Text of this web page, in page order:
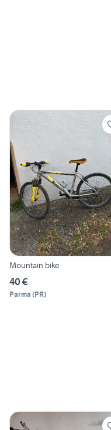
Mountain bike
40 €
Parma (PR)